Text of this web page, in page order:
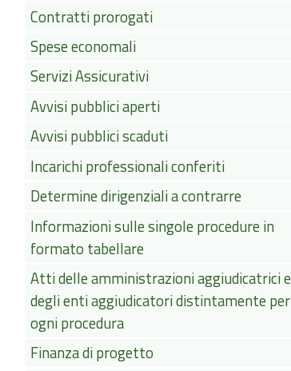
Contratti prorogati
Spese economali
Servizi Assicurativi
Avvisi pubblici aperti
Avvisi pubblici scaduti
Incarichi professionali conferiti
Determine dirigenziali a contrarre
Informazioni sulle singole procedure in
formato tabellare
Atti delle amministrazioni aggiudicatrici e
degli enti aggiudicatori distintamente per
ogni procedura
Finanza di progetto